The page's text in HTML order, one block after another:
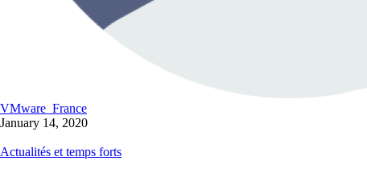
VMware_France
January 14, 2020
Actualités et temps forts